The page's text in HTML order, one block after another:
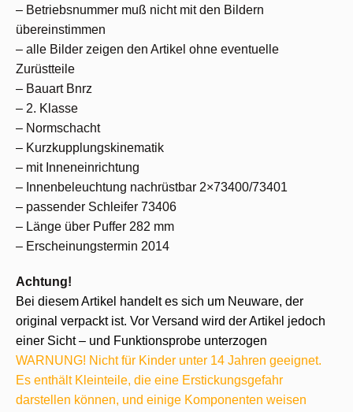
– Betriebsnummer muß nicht mit den Bildern
übereinstimmen
– alle Bilder zeigen den Artikel ohne eventuelle
Zurüstteile
– Bauart Bnrz
– 2. Klasse
– Normschacht
– Kurzkupplungskinematik
– mit Inneneinrichtung
– Innenbeleuchtung nachrüstbar 2×73400/73401
– passender Schleifer 73406
– Länge über Puffer 282 mm
– Erscheinungstermin 2014
Achtung!
Bei diesem Artikel handelt es sich um Neuware, der
original verpackt ist. Vor Versand wird der Artikel jedoch
einer Sicht – und Funktionsprobe unterzogen
WARNUNG! Nicht für Kinder unter 14 Jahren geeignet.
Es enthält Kleinteile, die eine Erstickungsgefahr
darstellen können, und einige Komponenten weisen